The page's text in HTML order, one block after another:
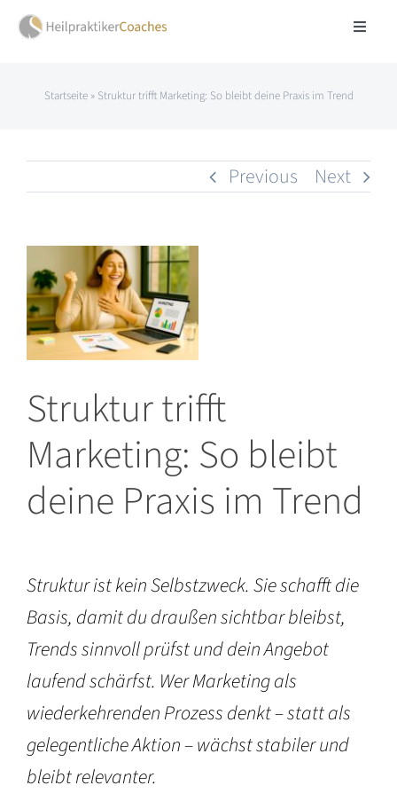
Skip
Toggle
Praxisentwicklung
Blog & Impulse
FAQ
Kontakt
Startseite» Struktur trifft Marketing: So bleibt deine Praxis im Trend
Previous Next
Larger
Image
Struktur trifft
Marketing: So bleibt
deine Praxis im Trend
Struktur ist kein Selbstzweck. Sie schafft die
Basis, damit du draußen sichtbar bleibst,
Trends sinnvoll prüfst und dein Angebot
laufend schärfst. Wer Marketing als
wiederkehrenden Prozess denkt – statt als
gelegentliche Aktion – wächst stabiler und
bleibt relevanter.